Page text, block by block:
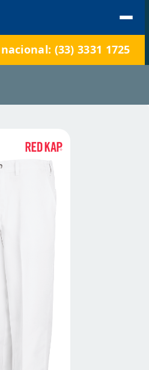
(33) 3331 1725